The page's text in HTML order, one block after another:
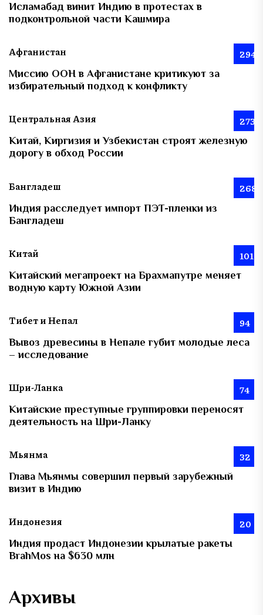
Исламабад винит Индию в протестах в
подконтрольной части Кашмира
Афганистан 294
Миссию ООН в Афганистане критикуют за
избирательный подход к конфликту
Центральная Азия 273
Китай, Киргизия и Узбекистан строят железную
дорогу в обход России
Бангладеш 268
Индия расследует импорт ПЭТ-пленки из
Бангладеш
Китай 101
Китайский мегапроект на Брахмапутре меняет
водную карту Южной Азии
Тибет и Непал 94
Вывоз древесины в Непале губит молодые леса
– исследование
Шри-Ланка 74
Китайские преступные группировки переносят
деятельность на Шри-Ланку
Мьянма 32
Глава Мьянмы совершил первый зарубежный
визит в Индию
Индонезия 20
Индия продаст Индонезии крылатые ракеты
BrahMos на $630 млн
Архивы